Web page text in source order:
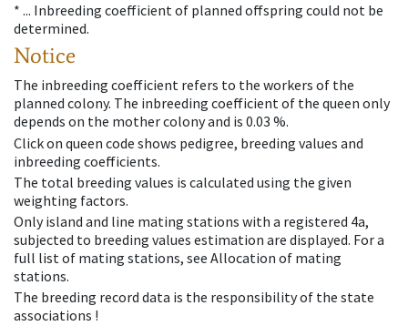
* ... Inbreeding coefficient of planned offspring could not be
determined.
Notice
The inbreeding coefficient refers to the workers of the
planned colony. The inbreeding coefficient of the queen only
depends on the mother colony and is 0.03 %.
Click on queen code shows pedigree, breeding values and
inbreeding coefficients.
The total breeding values is calculated using the given
weighting factors.
Only island and line mating stations with a registered 4a,
subjected to breeding values estimation are displayed. For a
full list of mating stations, see Allocation of mating
stations.
The breeding record data is the responsibility of the state
associations !